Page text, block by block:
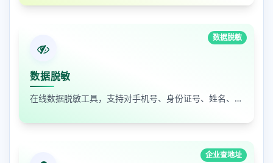
数据脱敏
数据脱敏
在线数据脱敏工具，支持对手机号、身份证号、姓名、邮箱等敏感数据进行批量脱敏处理，保护隐私安全
企业查地址